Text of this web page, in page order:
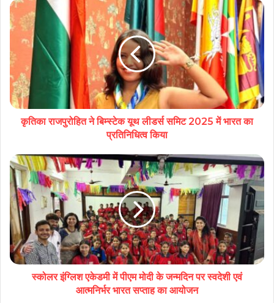
कृतिका राजपुरोहित ने बिम्स्टेक यूथ लीडर्स समिट 2025 में भारत का
प्रतिनिधित्व किया
स्कोलर इंग्लिश एकेडमी में पीएम मोदी के जन्मदिन पर स्वदेशी एवं
आत्मनिर्भर भारत सप्ताह का आयोजन